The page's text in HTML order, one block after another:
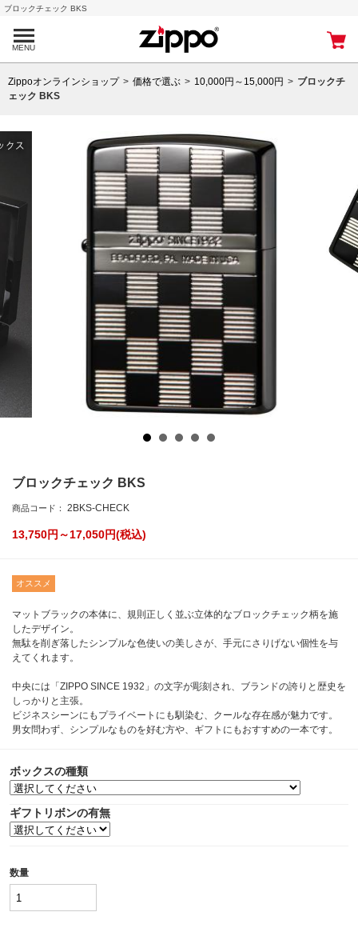
ブロックチェック BKS
MENU
Zippoオンラインショップ 価格で選ぶ 10,000円～15,000円
ブロックチ
ェック BKS
ブロックチェック BKS
商品コード： 2BKS-CHECK
13,750円～17,050円(税込)
オススメ
マットブラックの本体に、規則正しく並ぶ立体的なブロックチェック柄を施
したデザイン。
無駄を削ぎ落したシンプルな色使いの美しさが、手元にさりげない個性を与
えてくれます。
中央には「ZIPPO SINCE 1932」の文字が彫刻され、ブランドの誇りと歴史を
しっかりと主張。
ビジネスシーンにもプライベートにも馴染む、クールな存在感が魅力です。
男女問わず、シンプルなものを好む方や、ギフトにもおすすめの一本です。
ボックスの種類
ギフトリボンの有無
数量